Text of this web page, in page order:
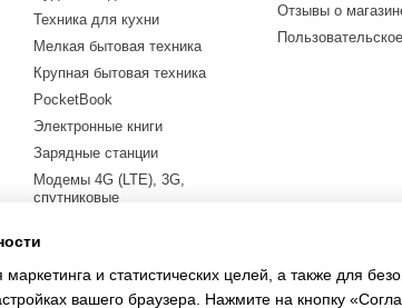
Техника для кухни
Мелкая бытовая техника
Крупная бытовая техника
PocketBook
Электронные книги
Зарядные станции
Модемы 4G (LTE), 3G,
спутниковые
Электросамокаты
LEGO
Отзывы о
и статистических целей, а также для
вашего браузера. Нажмите на кнопку